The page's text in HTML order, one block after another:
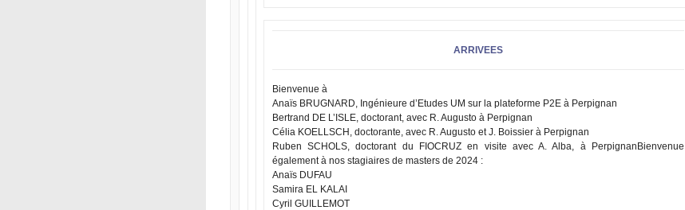
ARRIVEES
Bienvenue à
Anaïs BRUGNARD, Ingénieure d’Etudes UM sur la plateforme P2E à Perpignan
Bertrand DE L’ISLE, doctorant, avec R. Augusto à Perpignan
Célia KOELLSCH, doctorante, avec R. Augusto et J. Boissier à Perpignan
Ruben SCHOLS, doctorant du FIOCRUZ en visite avec A. Alba, à PerpignanBienvenue
également à nos stagiaires de masters de 2024 :
Anaïs DUFAU
Samira EL KALAI
Cyril GUILLEMOT